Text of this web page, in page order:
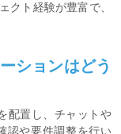
クト経験が豊富で、
ションはどう
配置し、チャットや
認や要件調整を行い